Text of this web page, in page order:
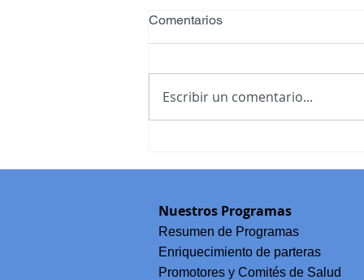
Materno Respetuoso en
México
Comentarios
Escribir un comentario...
Nuestros Programas
Resumen de Programas
Enriquecimiento de parteras
Promotores y Comités de Salud